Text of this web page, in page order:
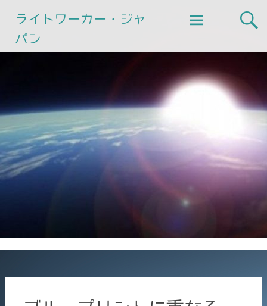
ライトワーカー・ジャ
パン
Skip
to